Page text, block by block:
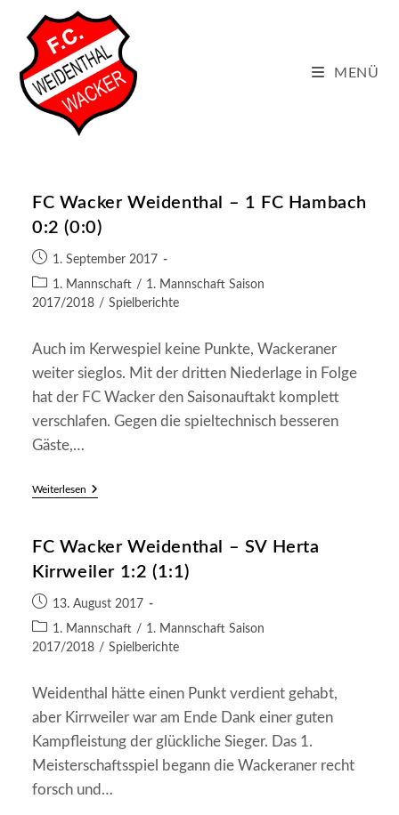
Inhalt
springen
MENÜ
FC Wacker Weidenthal – 1 FC Hambach
0:2 (0:0)
Beitrag
veröffentlicht:
1. September 2017
Beitrags-
Kategorie:
1. Mannschaft / 1. Mannschaft Saison
2017/2018 / Spielberichte
Auch im Kerwespiel keine Punkte, Wackeraner
weiter sieglos. Mit der dritten Niederlage in Folge
hat der FC Wacker den Saisonauftakt komplett
verschlafen. Gegen die spieltechnisch besseren
Gäste,…
WeiterlesenFC
1
Hambach
(0:0)
FC Wacker Weidenthal – SV Herta
Kirrweiler 1:2 (1:1)
Beitrag
veröffentlicht:
13. August 2017
Beitrags-
Kategorie:
1. Mannschaft / 1. Mannschaft Saison
2017/2018 / Spielberichte
Weidenthal hätte einen Punkt verdient gehabt,
aber Kirrweiler war am Ende Dank einer guten
Kampfleistung der glückliche Sieger. Das 1.
Meisterschaftsspiel begann die Wackeraner recht
forsch und…